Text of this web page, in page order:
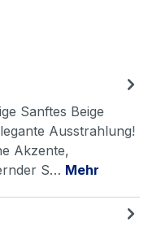
Sanftes Beige
Ausstrahlung!
Akzente,
S… Mehr